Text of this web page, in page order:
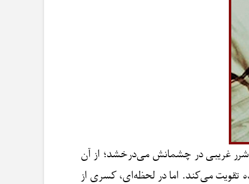
شرر غریبی در چشمانش می‌درخشد؛ از آن
تقویت می‌کند. اما در لحظه‌ای، کسری از